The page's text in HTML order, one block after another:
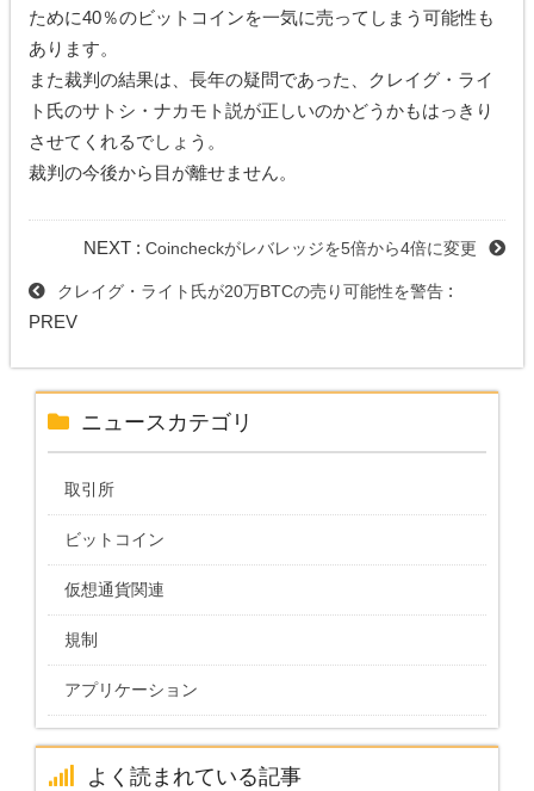
ために40％のビットコインを一気に売ってしまう可能性も
あります。
また裁判の結果は、長年の疑問であった、クレイグ・ライ
ト氏のサトシ・ナカモト説が正しいのかどうかもはっきり
させてくれるでしょう。
裁判の今後から目が離せません。
NEXT :Coincheckがレバレッジを5倍から4倍に変更
クレイグ・ライト氏が20万BTCの売り可能性を警告:
PREV
ニュースカテゴリ
取引所
ビットコイン
仮想通貨関連
規制
アプリケーション
よく読まれている記事